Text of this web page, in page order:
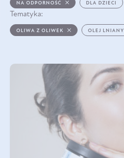
NA ODPORNOŚĆ DLA DZIECI
Tematyka:
OLIWA Z OLIWEK OLEJ LNIANY